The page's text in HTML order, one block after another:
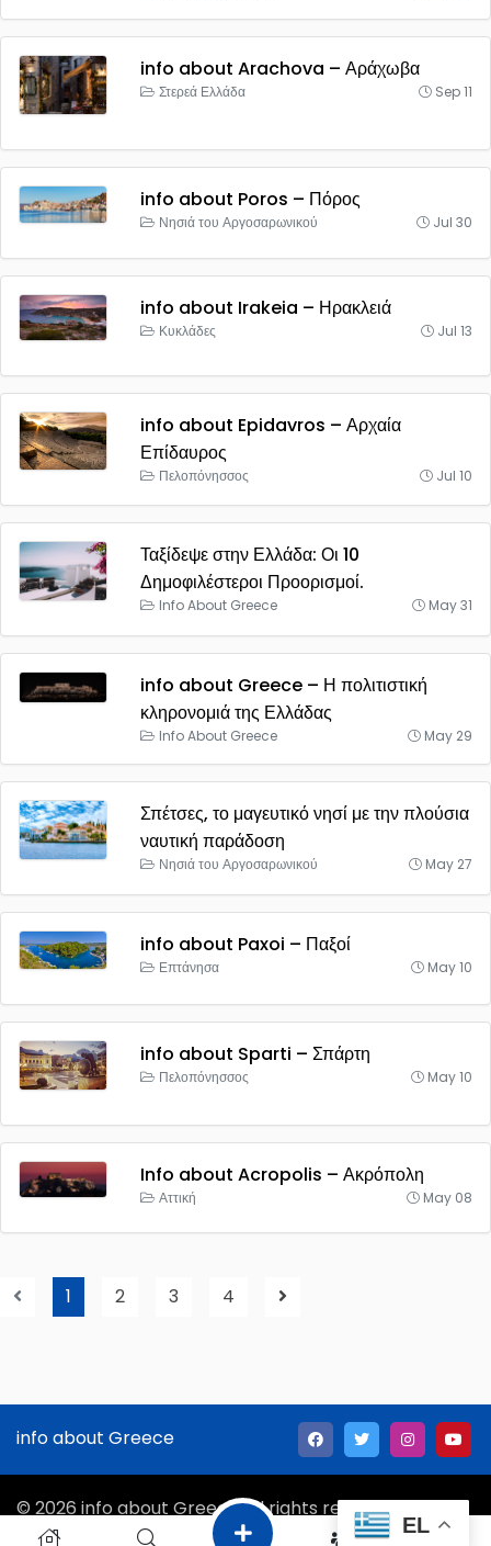
info about Arachova – Αράχωβα
Στερεά Ελλάδα Sep 11
info about Poros – Πόρος
Νησιά του Αργοσαρωνικού Jul 30
info about Irakeia – Ηρακλειά
Κυκλάδες Jul 13
info about Epidavros – Αρχαία
Επίδαυρος
Πελοπόνησσος Jul 10
Ταξίδεψε στην Ελλάδα: Οι 10
Δημοφιλέστεροι Προορισμοί.
Info About Greece May 31
info about Greece – Η πολιτιστική
κληρονομιά της Ελλάδας
Info About Greece May 29
Σπέτσες, το μαγευτικό νησί με την πλούσια
ναυτική παράδοση
Νησιά του Αργοσαρωνικού May 27
info about Paxoi – Παξοί
Επτάνησα May 10
info about Sparti – Σπάρτη
Πελοπόνησσος May 10
Info about Acropolis – Ακρόπολη
Αττική May 08
1 2 3 4
info about Greece
© 2026 info about Greece All rights reserved.
EL